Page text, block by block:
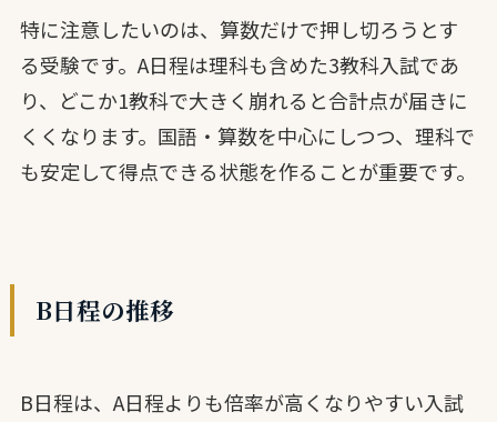
特に注意したいのは、算数だけで押し切ろうとす
る受験です。A日程は理科も含めた3教科入試であ
り、どこか1教科で大きく崩れると合計点が届きに
くくなります。国語・算数を中心にしつつ、理科で
も安定して得点できる状態を作ることが重要です。
B日程の推移
B日程は、A日程よりも倍率が高くなりやすい入試